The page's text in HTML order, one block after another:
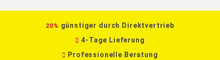
20% günstiger durch Direktvertrieb
4-Tage Lieferung
Professionelle Beratung